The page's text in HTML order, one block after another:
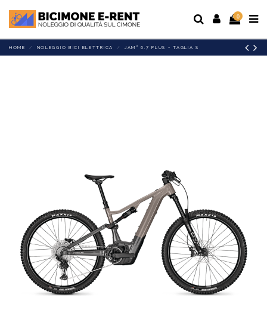
0
HOME NOLEGGIO BICI ELETTRICA JAM² 6.7 PLUS - TAGLIA S